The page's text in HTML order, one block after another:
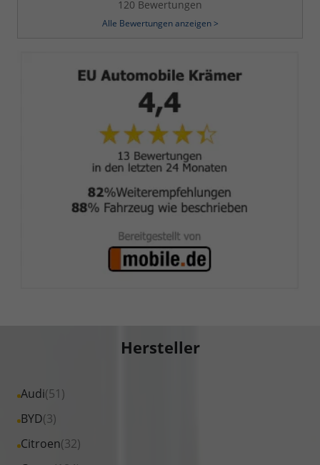
120 Bewertungen
Alle Bewertungen anzeigen >
Hersteller
Audi(51)
Alle
Fahrzeuge
Audi
BYD(3)
Alle
Fahrzeuge
Citroen(32)
Alle